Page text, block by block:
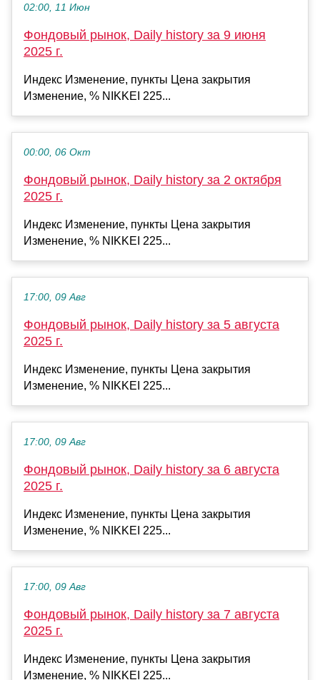
02:00, 11 Июн
Фондовый рынок, Daily history за 9 июня
2025 г.
Индекс Изменение, пункты Цена закрытия
Изменение, % NIKKEI 225...
00:00, 06 Окт
Фондовый рынок, Daily history за 2 октября
2025 г.
Индекс Изменение, пункты Цена закрытия
Изменение, % NIKKEI 225...
17:00, 09 Авг
Фондовый рынок, Daily history за 5 августа
2025 г.
Индекс Изменение, пункты Цена закрытия
Изменение, % NIKKEI 225...
17:00, 09 Авг
Фондовый рынок, Daily history за 6 августа
2025 г.
Индекс Изменение, пункты Цена закрытия
Изменение, % NIKKEI 225...
17:00, 09 Авг
Фондовый рынок, Daily history за 7 августа
2025 г.
Индекс Изменение, пункты Цена закрытия
Изменение, % NIKKEI 225...